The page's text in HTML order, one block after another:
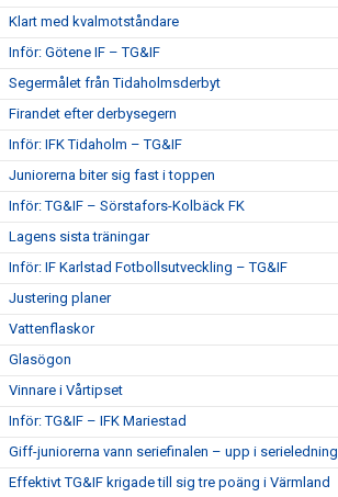
Klart med kvalmotståndare
Inför: Götene IF – TG&IF
Segermålet från Tidaholmsderbyt
Firandet efter derbysegern
Inför: IFK Tidaholm – TG&IF
Juniorerna biter sig fast i toppen
Inför: TG&IF – Sörstafors-Kolbäck FK
Lagens sista träningar
Inför: IF Karlstad Fotbollsutveckling – TG&IF
Justering planer
Vattenflaskor
Glasögon
Vinnare i Vårtipset
Inför: TG&IF – IFK Mariestad
Giff-juniorerna vann seriefinalen – upp i serieledning
Effektivt TG&IF krigade till sig tre poäng i Värmland